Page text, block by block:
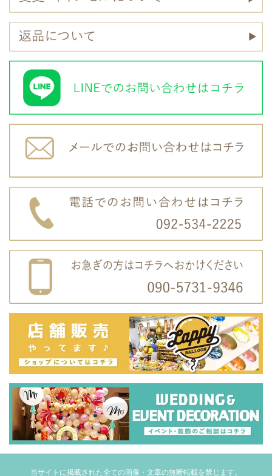
当サイトに掲載された全ての画像・文章の無断転載を禁じます。